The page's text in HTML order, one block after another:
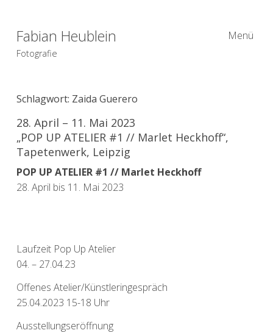
Fabian Heublein
Fotografie
Menü
Schlagwort: Zaida Guerero
28. April – 11. Mai 2023
„POP UP ATELIER #1 // Marlet Heckhoff“,
Tapetenwerk, Leipzig
POP UP ATELIER #1 // Marlet Heckhoff
28. April bis 11. Mai 2023
Laufzeit Pop Up Atelier
04. – 27.04.23
Offenes Atelier/Künstleringespräch
25.04.2023 15-18 Uhr
Ausstellungseröffnung